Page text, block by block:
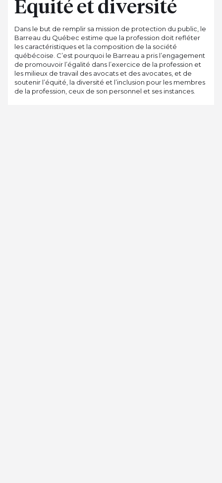
Équité et diversité
Dans le but de remplir sa mission de protection du public, le
Barreau du Québec estime que la profession doit refléter
les caractéristiques et la composition de la société
québécoise. C’est pourquoi le Barreau a pris l’engagement
de promouvoir l’égalité dans l’exercice de la profession et
les milieux de travail des avocats et des avocates, et de
soutenir l’équité, la diversité et l’inclusion pour les membres
de la profession, ceux de son personnel et ses instances.